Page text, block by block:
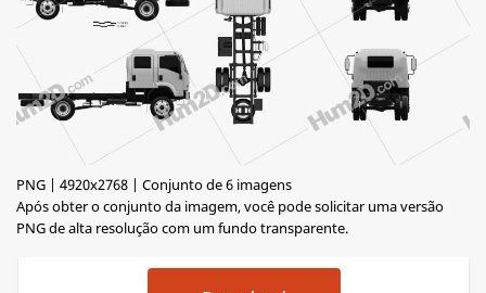
PNG | 4920x2768 | Conjunto de 6 imagens
Após obter o conjunto da imagem, você pode solicitar uma versão
PNG de alta resolução com um fundo transparente.